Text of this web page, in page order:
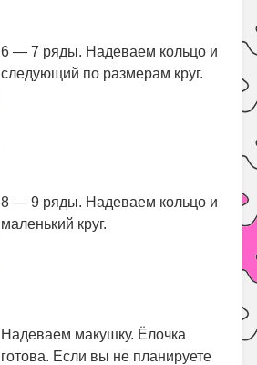
6 — 7 ряды. Надеваем кольцо и
следующий по размерам круг.
8 — 9 ряды. Надеваем кольцо и
маленький круг.
Надеваем макушку. Ёлочка
готова. Если вы не планируете